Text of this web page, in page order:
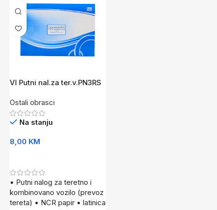
VI Putni nal.za ter.v.PN3RS
Ostali obrasci
Na stanju
8,00 KM
• Putni nalog za teretno i
kombinovano vozilo (prevoz
tereta) • NCR papir • latinica